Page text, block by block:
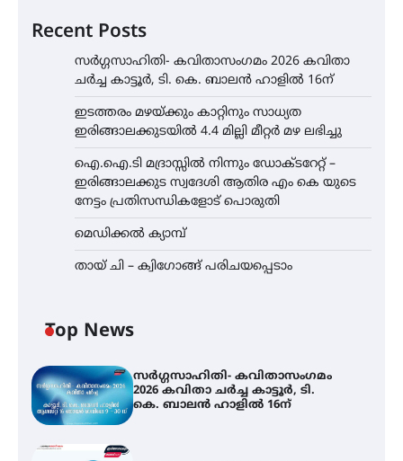
Recent Posts
സർഗ്ഗസാഹിതി- കവിതാസംഗമം 2026 കവിതാ
ചർച്ച കാട്ടൂർ, ടി. കെ. ബാലൻ ഹാളിൽ 16ന്
ഇടത്തരം മഴയ്ക്കും കാറ്റിനും സാധ്യത
ഇരിങ്ങാലക്കുടയിൽ 4.4 മില്ലി മീറ്റർ മഴ ലഭിച്ചു
ഐ.ഐ.ടി മദ്രാസ്സിൽ നിന്നും ഡോക്ടറേറ്റ് –
ഇരിങ്ങാലക്കുട സ്വദേശി ആതിര എം കെ യുടെ
നേട്ടം പ്രതിസന്ധികളോട് പൊരുതി
മെഡിക്കൽ ക്യാമ്പ്
തായ് ചി – ക്വിഗോങ്ങ് പരിചയപ്പെടാം
Top News
സർഗ്ഗസാഹിതി- കവിതാസംഗമം
2026 കവിതാ ചർച്ച കാട്ടൂർ, ടി.
കെ. ബാലൻ ഹാളിൽ 16ന്